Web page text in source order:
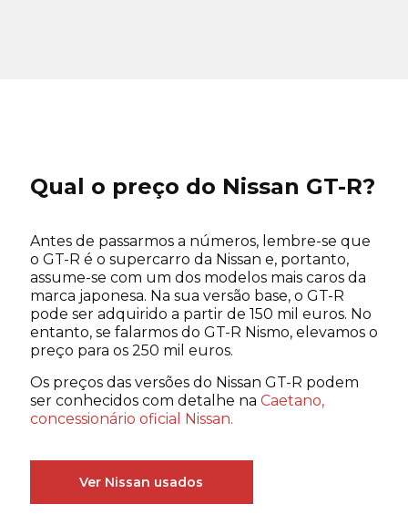
Qual o preço do Nissan GT-R?
Antes de passarmos a números, lembre-se que
o GT-R é o supercarro da Nissan e, portanto,
assume-se com um dos modelos mais caros da
marca japonesa. Na sua versão base, o GT-R
pode ser adquirido a partir de 150 mil euros. No
entanto, se falarmos do GT-R Nismo, elevamos o
preço para os 250 mil euros.
Os preços das versões do Nissan GT-R podem
ser conhecidos com detalhe na Caetano,
concessionário oficial Nissan.
Ver Nissan usados